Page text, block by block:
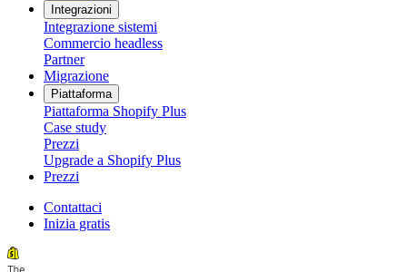
Integrazioni
Integrazione sistemi
Commercio headless
Partner
Migrazione
Piattaforma
Piattaforma Shopify Plus
Case study
Prezzi
Upgrade a Shopify Plus
Prezzi
Contattaci
Inizia gratis